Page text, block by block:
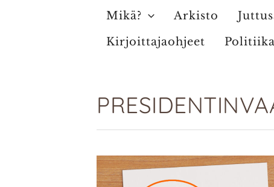
Mikä? Arkisto
Kirjoittajaohjeet